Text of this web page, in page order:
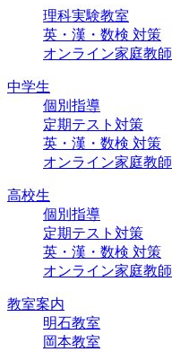
理科実験教室
英・漢・数検 対策
オンライン家庭教師
中学生
個別指導
定期テスト対策
英・漢・数検 対策
オンライン家庭教師
高校生
個別指導
定期テスト対策
英・漢・数検 対策
オンライン家庭教師
教室案内
明石教室
岡本教室